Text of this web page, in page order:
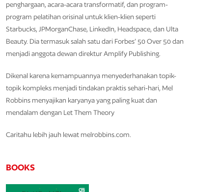
penghargaan, acara-acara transformatif, dan program-
program pelatihan orisinal untuk klien-klien seperti
Starbucks, JPMorganChase, LinkedIn, Headspace, dan Ulta
Beauty. Dia termasuk salah satu dari Forbes’ 50 Over 50 dan
menjadi anggota dewan direktur Amplify Publishing.
Dikenal karena kemampuannya menyederhanakan topik-
topik kompleks menjadi tindakan praktis sehari-hari, Mel
Robbins menyajikan karyanya yang paling kuat dan
mendalam dengan Let Them Theory
Caritahu lebih jauh lewat melrobbins.com.
BOOKS